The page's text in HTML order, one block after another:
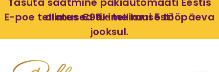
to
content
alates €99.- tellimusest!
E-poe tellimused tikime kuni 5 tööpäeva
jooksul.